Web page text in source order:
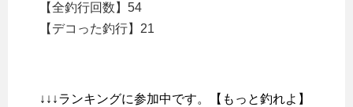
【全釣行回数】54
【デコった釣行】21
↓↓↓ランキングに参加中です。【もっと釣れよ】